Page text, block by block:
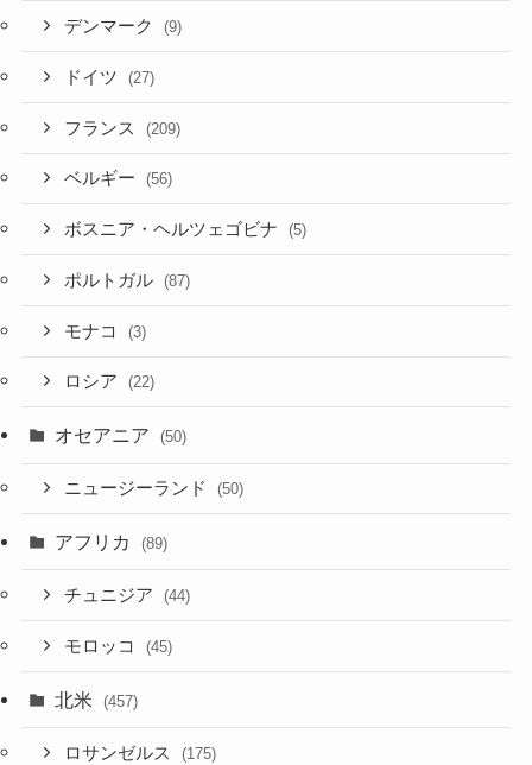
デンマーク (9)
ドイツ (27)
フランス (209)
ベルギー (56)
ボスニア・ヘルツェゴビナ (5)
ポルトガル (87)
モナコ (3)
ロシア (22)
オセアニア (50)
ニュージーランド (50)
アフリカ (89)
チュニジア (44)
モロッコ (45)
北米 (457)
ロサンゼルス (175)